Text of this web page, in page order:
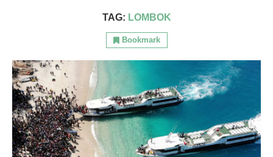
TAG: LOMBOK
Bookmark